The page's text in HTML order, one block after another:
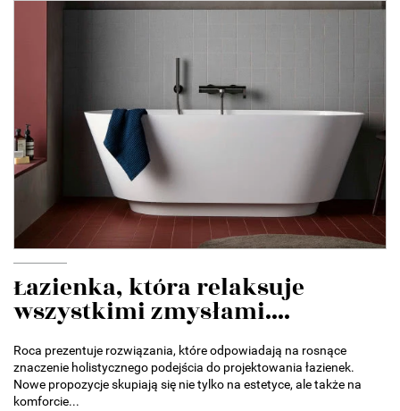
Łazienka, która relaksuje
wszystkimi zmysłami....
Roca prezentuje rozwiązania, które odpowiadają na rosnące
znaczenie holistycznego podejścia do projektowania łazienek.
Nowe propozycje skupiają się nie tylko na estetyce, ale także na
komforcie...